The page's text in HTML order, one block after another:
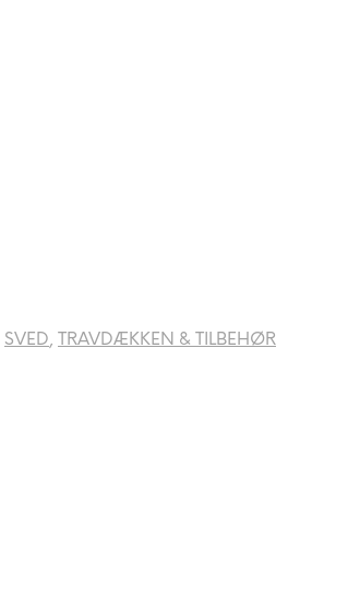
SVED, TRAVDÆKKEN & TILBEHØR